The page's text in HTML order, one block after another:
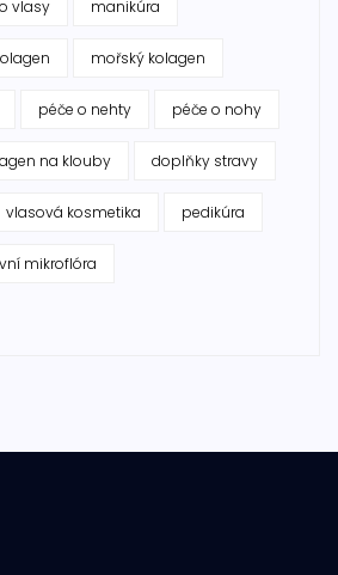
vlasy manikúra
mořský kolagen
péče o nehty péče o nohy
na klouby doplňky stravy
vlasová kosmetika pedikúra
mikroflóra